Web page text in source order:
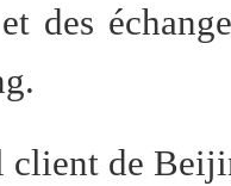
des
client de